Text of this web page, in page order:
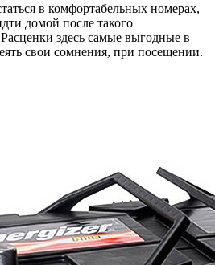
в комфортабельных номерах,
домой после такого
здесь самые выгодные в
свои сомнения, при посещении.